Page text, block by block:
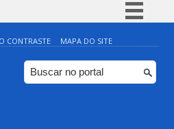
Simplifique!
Comunica BR
Participe
CONTRASTE MAPA DO SITE